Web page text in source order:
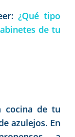
¿Qué tipo
de tu
cocina de tu
azulejos. En